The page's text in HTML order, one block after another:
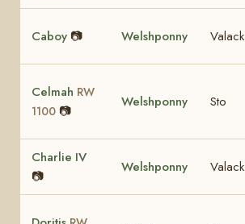
Caboy 📷 Welshponny Valack
Celmah RW
1100 📷
Welshponny Sto
Charlie IV
📷
Welshponny Valack